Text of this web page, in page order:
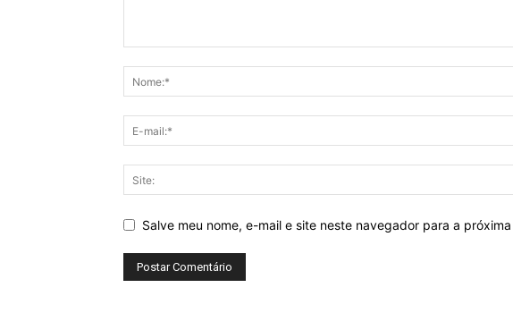
Salve meu nome, e-mail e site neste navegador para a